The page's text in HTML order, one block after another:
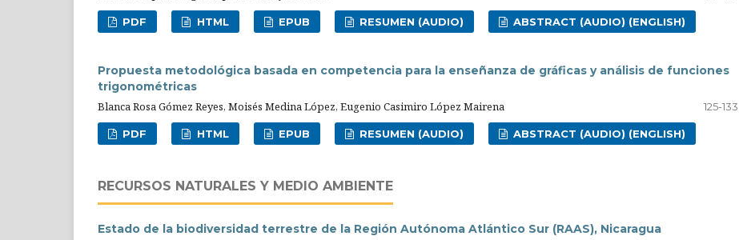
PDF HTML EPUB RESUMEN (AUDIO) ABSTRACT (AUDIO) (ENGLISH)
Propuesta metodológica basada en competencia para la enseñanza de gráficas y análisis de funciones
trigonométricas
Blanca Rosa Gómez Reyes, Moisés Medina López, Eugenio Casimiro López Mairena
125-133
PDF HTML EPUB RESUMEN (AUDIO) ABSTRACT (AUDIO) (ENGLISH)
RECURSOS NATURALES Y MEDIO AMBIENTE
Estado de la biodiversidad terrestre de la Región Autónoma Atlántico Sur (RAAS), Nicaragua